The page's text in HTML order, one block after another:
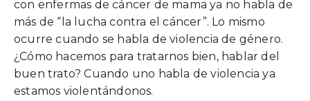
con enfermas de cáncer de mama ya no habla de
más de “la lucha contra el cáncer”. Lo mismo
ocurre cuando se habla de violencia de género.
¿Cómo hacemos para tratarnos bien, hablar del
buen trato? Cuando uno habla de violencia ya
estamos violentándonos.